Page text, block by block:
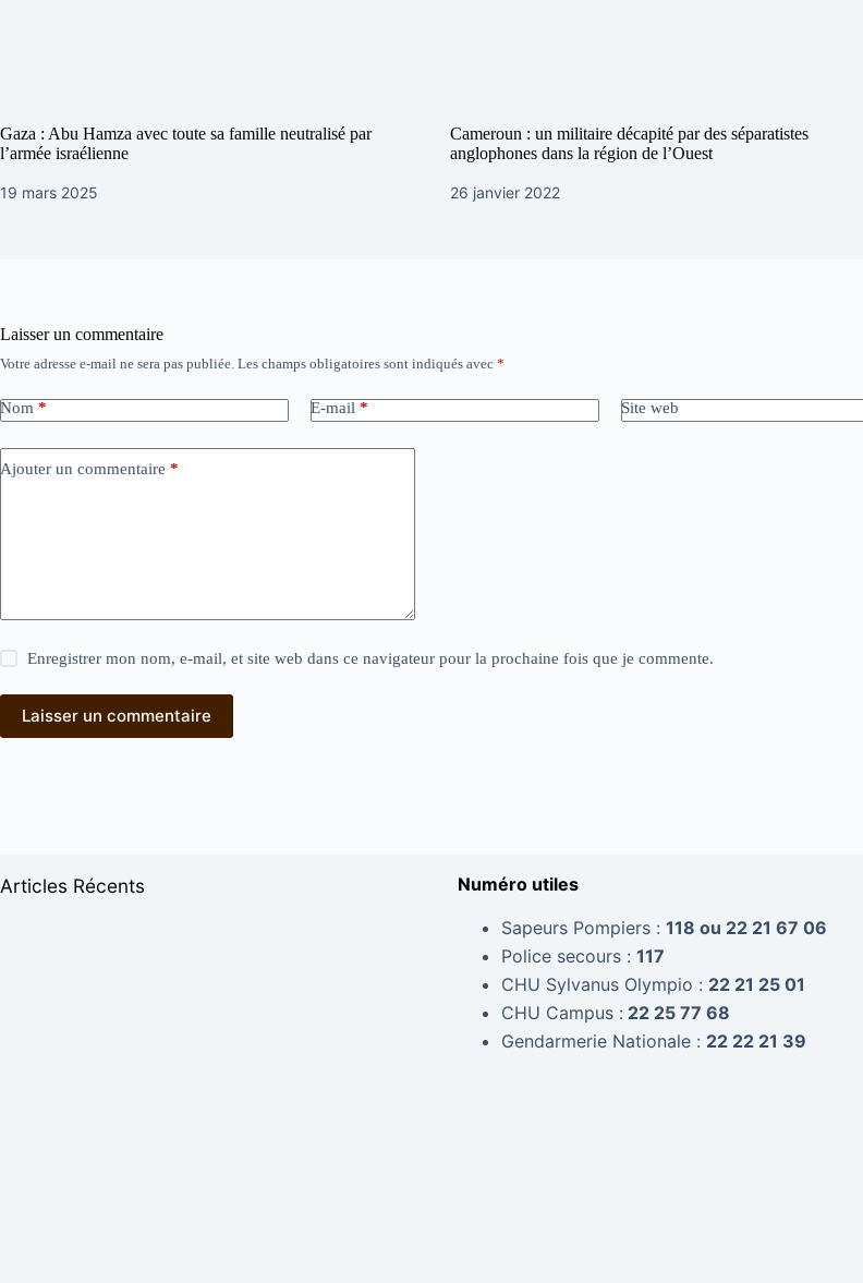
Gaza : Abu Hamza avec toute sa famille neutralisé par
l’armée israélienne
19 mars 2025
Cameroun : un militaire décapité par des séparatistes
anglophones dans la région de l’Ouest
26 janvier 2022
Laisser un commentaire
Votre adresse e-mail ne sera pas publiée. Les champs obligatoires sont indiqués avec *
Nom * E-mail * Site web
Ajouter un commentaire *
Enregistrer mon nom, e-mail, et site web dans ce navigateur pour la prochaine fois que je commente.
Laisser un commentaire
Articles Récents
Numéro utiles
Sapeurs Pompiers : 118 ou 22 21 67 06
Police secours : 117
CHU Sylvanus Olympio : 22 21 25 01
CHU Campus : 22 25 77 68
Gendarmerie Nationale : 22 22 21 39